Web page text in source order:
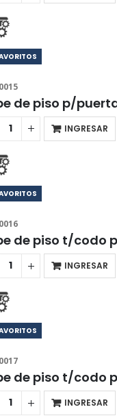
de piso p/
INGRESAR
de piso t/codo
INGRESAR
de piso t/codo
INGRESAR